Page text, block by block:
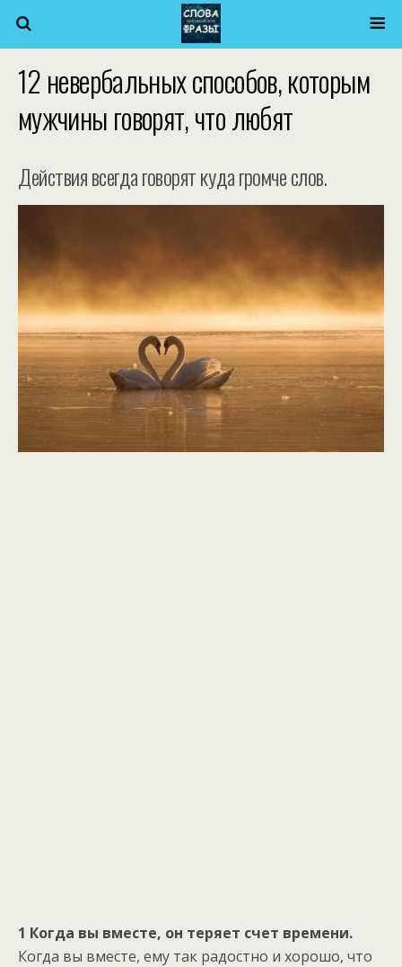
12 невербальных способов, которым
мужчины говорят, что любят
Действия всегда говорят куда громче слов.
1 Когда вы вместе, он теряет счет времени.
Когда вы вместе, ему так радостно и хорошо, что